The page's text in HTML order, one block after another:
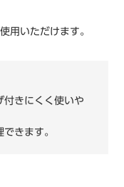
用いただけます。
付きにくく使いや
きます。